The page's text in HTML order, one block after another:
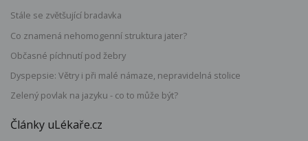
Stále se zvětšující bradavka
Co znamená nehomogenní struktura jater?
Občasné píchnutí pod žebry
Dyspepsie: Větry i při malé námaze, nepravidelná stolice
Zelený povlak na jazyku - co to může být?
Články uLékaře.cz